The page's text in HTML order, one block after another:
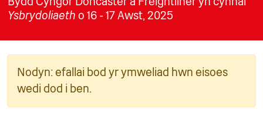
Ysbrydoliaeth o 16 - 17 Awst, 2025
Nodyn: efallai bod yr ymweliad hwn eisoes
wedi dod i ben.